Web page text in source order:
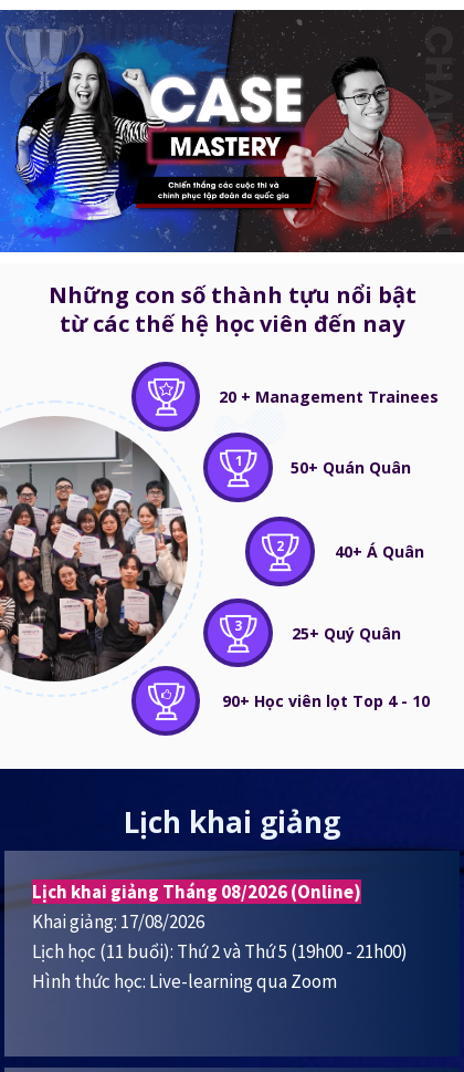
50+ Quán Quân
1
40+ Á Quân
2
25+ Quý Quân
3
20 + Management Trainees
90+ Học viên lọt Top 4 - 10
Những con số thành tựu nổi bật
từ các thế hệ học viên đến nay
Lịch khai giảng
Lịch khai giảng Tháng 08/2026 (Online)
Khai giảng: 17/08/2026
Lịch học (11 buổi): Thứ 2 và Thứ 5 (19h00 - 21h00)
Hình thức học: Live-learning qua Zoom